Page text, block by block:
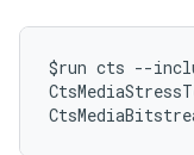
$run cts --